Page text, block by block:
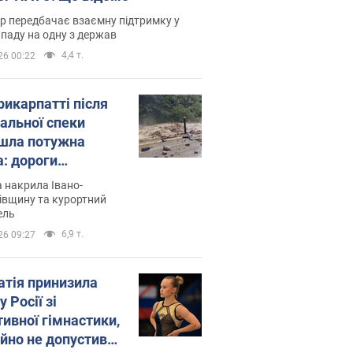
передбачає взаємну підтримку у
на одну з держав
00:22 4,4 т.
після
спеки
потужна
дороги
на
Відео
накрила Івано-
та курортний
09:27 6,9 т.
принизила
Росії зі
гімнастики,
не допустивши